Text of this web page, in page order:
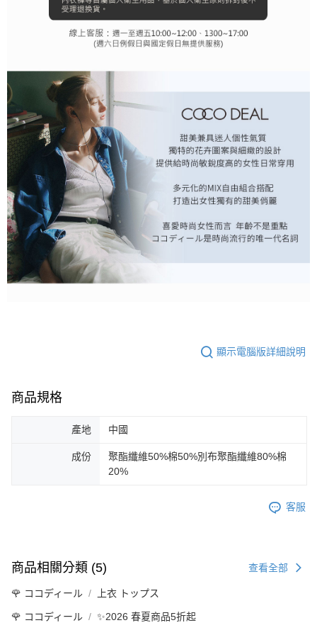
顯示電腦版詳細說明
商品規格
產地 中國
成份
聚酯纖維50%棉50%別布聚酯纖維80%棉
20%
客服
商品相關分類 (5) 查看全部
🌹 ココディール 上衣 トップス
🌹 ココディール ✨2026 春夏商品5折起